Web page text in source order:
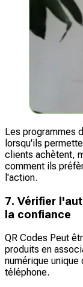
Les programmes
lorsqu'ils
clients achètent,
comment ils
l'action.
7. Vérifier
la confiance
QR Codes Peut
produits en
numérique
téléphone.